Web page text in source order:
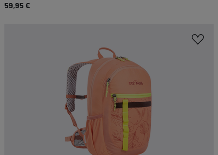
Impressum
59,95 €